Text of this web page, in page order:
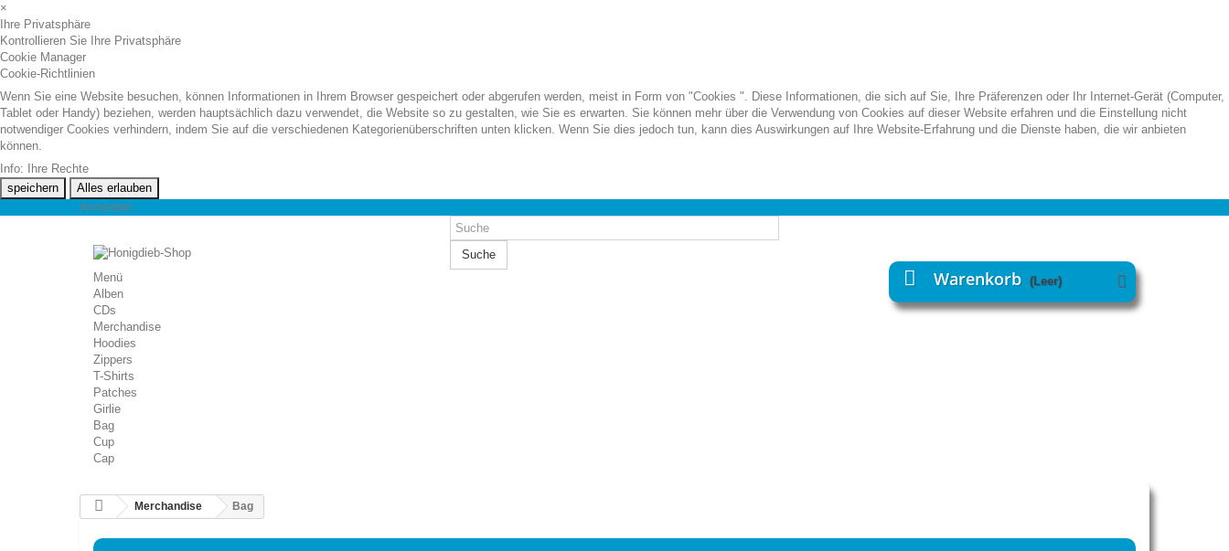
×
Ihre Privatsphäre
Kontrollieren Sie Ihre Privatsphäre
Cookie Manager
Cookie-Richtlinien
Wenn Sie eine Website besuchen, können Informationen in Ihrem Browser gespeichert oder abgerufen werden, meist in Form von "Cookies ". Diese Informationen, die sich auf Sie, Ihre Präferenzen oder Ihr Internet-Gerät (Computer,
Tablet oder Handy) beziehen, werden hauptsächlich dazu verwendet, die Website so zu gestalten, wie Sie es erwarten. Sie können mehr über die Verwendung von Cookies auf dieser Website erfahren und die Einstellung nicht
notwendiger Cookies verhindern, indem Sie auf die verschiedenen Kategorienüberschriften unten klicken. Wenn Sie dies jedoch tun, kann dies Auswirkungen auf Ihre Website-Erfahrung und die Dienste haben, die wir anbieten
können.
Info: Ihre Rechte
speichern
Alles erlauben
Anmelden
Suche
Warenkorb (Leer)
Menü
Alben
CDs
Merchandise
Hoodies
Zippers
T-Shirts
Patches
Girlie
Bag
Cup
Cap
Merchandise Bag